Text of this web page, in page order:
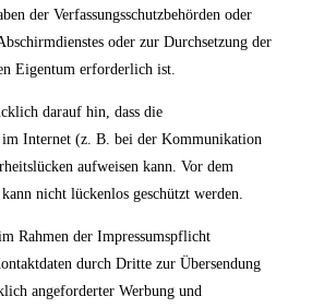
der Verfassungsschutzbehörden oder
oder zur Durchsetzung der
Eigentum erforderlich ist.
darauf hin, dass die
im Internet (z. B. bei der Kommunikation
aufweisen kann. Vor dem
nicht lückenlos geschützt werden.
Rahmen der Impressumspflicht
durch Dritte zur Übersendung
angeforderter Werbung und